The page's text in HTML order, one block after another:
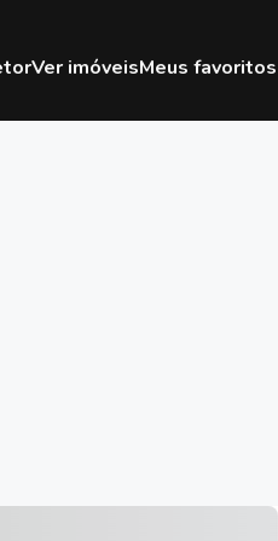
Ver imóveisMeus favoritos